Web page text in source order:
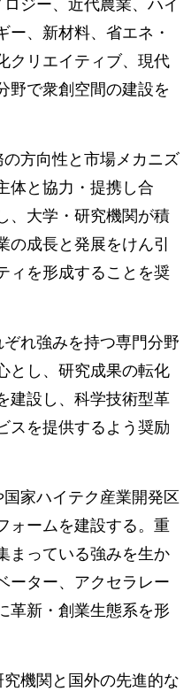
ジー、近代農業、ハイ
ー、新材料、省エネ・
クリエイティブ、現代
で衆創空間の建設を
方向性と市場メカニズ
体と協力・提携し合
、大学・研究機関が積
成長と発展をけん引
ィを形成することを奨
れ強みを持つ専門分野
とし、研究成果の転化
建設し、科学技術型革
スを提供するよう奨励
家ハイテク産業開発区
ォームを建設する。重
まっている強みを生か
ーター、アクセラレー
革新・創業生態系を形
機関と国外の先進的な